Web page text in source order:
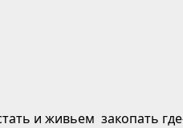
и живьем закопать